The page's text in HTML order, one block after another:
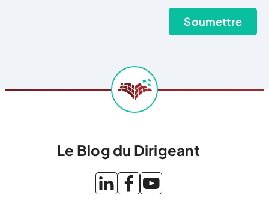
Le Blog du Dirigeant